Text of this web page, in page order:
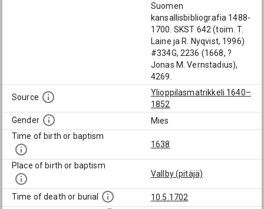
Suomen
kansallisbibliografia 1488-
1700. SKST 642 (toim. T.
Laine ja R. Nyqvist, 1996)
#334G, 2236 (1668, ?
Jonas M. Vernstadius),
4269.
Source
Ylioppilasmatrikkeli 1640–
1852
Gender
Mies
Time of birth or baptism
1638
Place of birth or baptism
Vallby (pitäjä)
Time of death or burial
10.5.1702